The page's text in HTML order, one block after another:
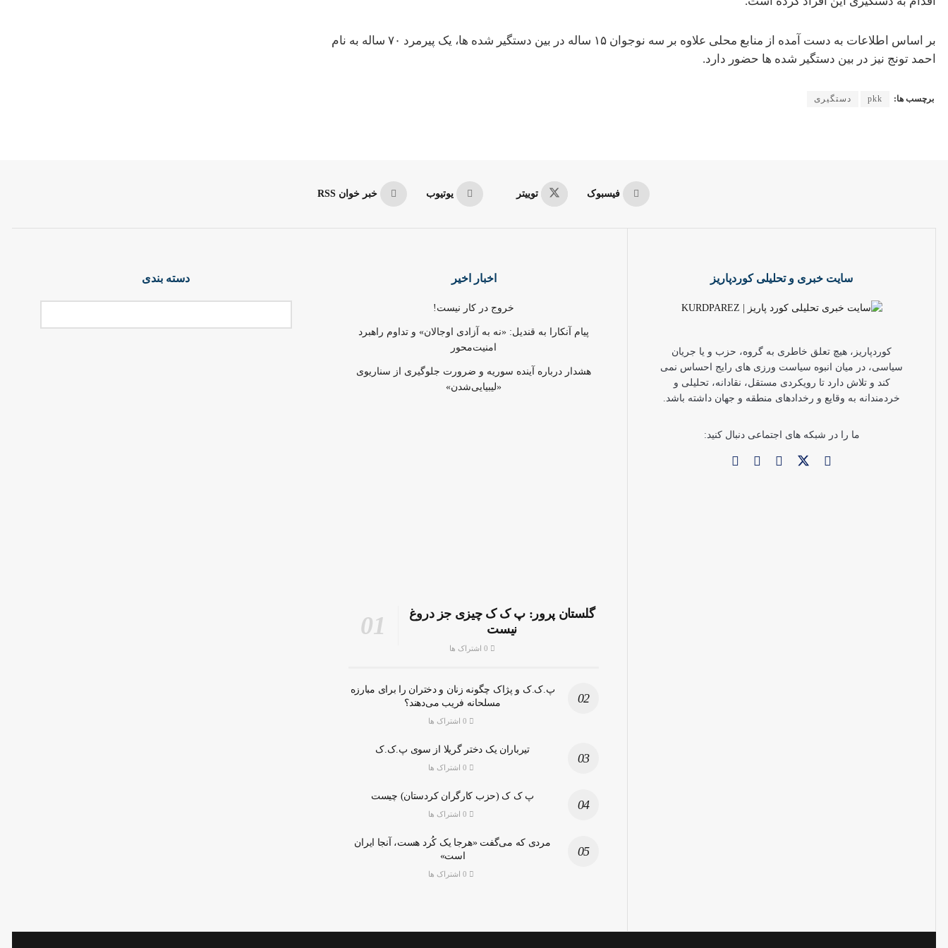
بر اساس اطلاعات به دست آمده از منابع محلی علاوه بر سه نوجوان ۱۵ ساله در بین دستگیر شده ها، یک پیرمرد ۷۰ ساله به نام
احمد تونج نیز در بین دستگیر شده ها حضور دارد.
برچسب ها: pkk دستگیری
فیسبوک توییتر یوتیوب خبر خوان RSS
سایت خبری و تحلیلی کوردپاریز
کوردپاریز، هیچ تعلق خاطری به گروه، حزب و یا جریان
سیاسی، در میان انبوه سیاست ورزی های رایج احساس نمی
کند و تلاش دارد تا رویکردی مستقل، نقادانه، تحلیلی و
خردمندانه به وقایع و رخدادهای منطقه و جهان داشته باشد.
ما را در شبکه های اجتماعی دنبال کنید:
اخبار اخیر
خروج در کار نیست!
پیام آنکارا به قندیل: «نه به آزادی اوجالان» و تداوم راهبرد
امنیت‌محور
هشدار درباره آینده سوریه و ضرورت جلوگیری از سناریوی
«لیبیایی‌شدن»
گلستان پرور: پ ک ک چیزی جز دروغ
نیست
پ.ک.ک و پژاک چگونه زنان و دختران را برای مبارزه
مسلحانه فریب می‌دهند؟
تیرباران یک دختر گریلا از سوی پ.ک.ک
پ ک ک (حزب کارگران کردستان) چیست
مردی که می‌گفت «هرجا یک کُرد هست، آنجا ایران
است»
دسته بندی